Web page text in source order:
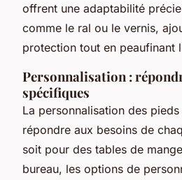
offrent une adaptabilité
comme le ral ou le vernis,
protection tout en peaufinant
Personnalisation :
spécifiques
La personnalisation des
répondre aux besoins de
soit pour des tables de
bureau, les options de